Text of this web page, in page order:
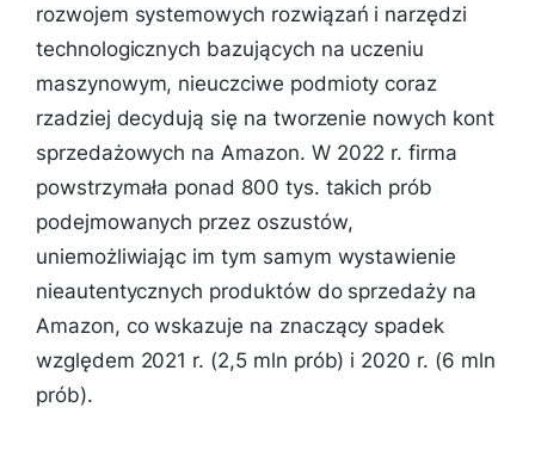
rozwojem systemowych rozwiązań i narzędzi
technologicznych bazujących na uczeniu
maszynowym, nieuczciwe podmioty coraz
rzadziej decydują się na tworzenie nowych kont
sprzedażowych na Amazon. W 2022 r. firma
powstrzymała ponad 800 tys. takich prób
podejmowanych przez oszustów,
uniemożliwiając im tym samym wystawienie
nieautentycznych produktów do sprzedaży na
Amazon, co wskazuje na znaczący spadek
względem 2021 r. (2,5 mln prób) i 2020 r. (6 mln
prób).